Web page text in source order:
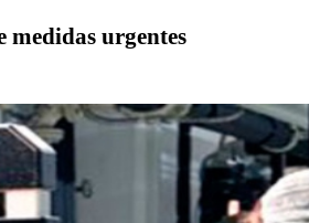
medidas urgentes